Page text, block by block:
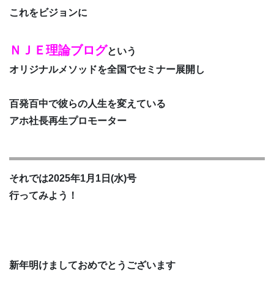
これをビジョンに
ＮＪＥ理論ブログという
オリジナルメソッドを全国でセミナー展開し
百発百中で彼らの人生を変えている
アホ社長再生プロモーター
それでは2025年1月1日(水)号
行ってみよう！
新年明けましておめでとうございます